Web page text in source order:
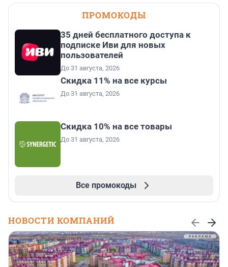
ПРОМОКОДЫ
35 дней бесплатного доступа к
подписке Иви для новых
пользователей
До 31 августа, 2026
Скидка 11% на все курсы
До 31 августа, 2026
Скидка 10% на все товары
До 31 августа, 2026
Все промокоды
НОВОСТИ КОМПАНИЙ